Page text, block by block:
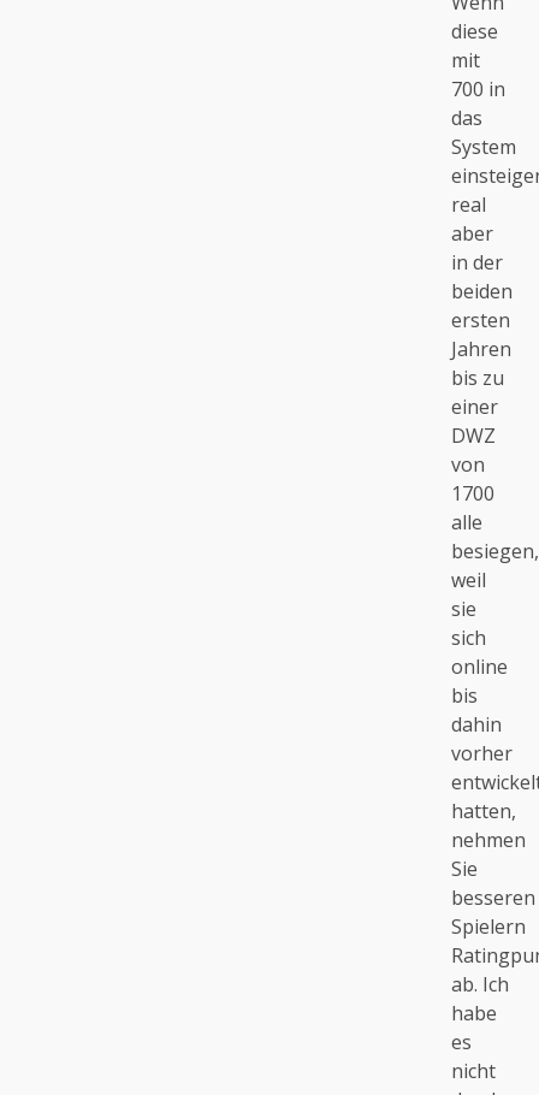
diese
mit
700 in
das
System
real
aber
in der
beiden
ersten
Jahren
bis zu
einer
DWZ
von
1700
alle
besiegen,
weil
sie
sich
online
bis
dahin
vorher
hatten,
nehmen
Sie
besseren
Spielern
ab. Ich
habe
es
nicht